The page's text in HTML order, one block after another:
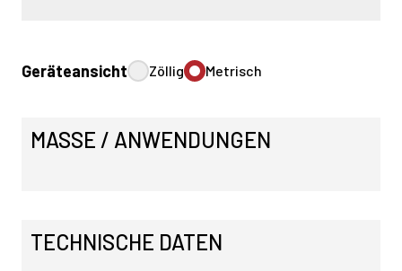
Geräteansicht Zöllig Metrisch
MASSE / ANWENDUNGEN
TECHNISCHE DATEN